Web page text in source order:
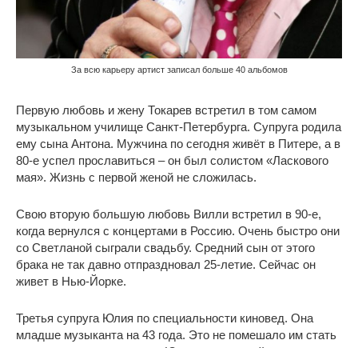
За всю карьеру артист записал больше 40 альбомов
Первую любовь и жену Токарев встретил в том самом
музыкальном училище Санкт-Петербурга. Супруга родила
ему сына Антона. Мужчина по сегодня живёт в Питере, а в
80-е успел прославиться – он был солистом «Ласкового
мая». Жизнь с первой женой не сложилась.
Свою вторую большую любовь Вилли встретил в 90-е,
когда вернулся с концертами в Россию. Очень быстро они
со Светланой сыграли свадьбу. Средний сын от этого
брака не так давно отпраздновал 25-летие. Сейчас он
живет в Нью-Йорке.
Третья супруга Юлия по специальности киновед. Она
младше музыканта на 43 года. Это не помешало им стать